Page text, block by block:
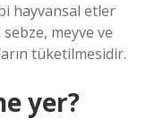
hayvansal etler
meyve ve
tüketilmesidir.
yer?